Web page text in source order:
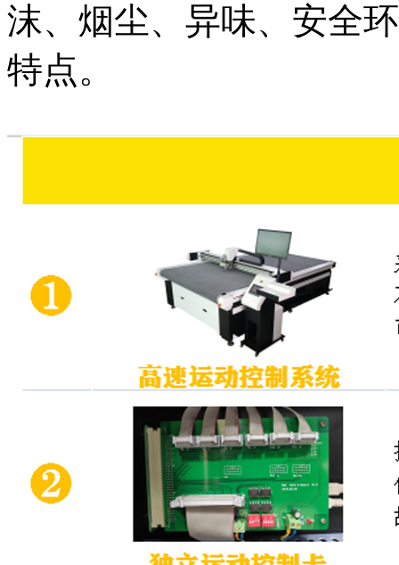
沫、烟尘、异味、安全
特点。